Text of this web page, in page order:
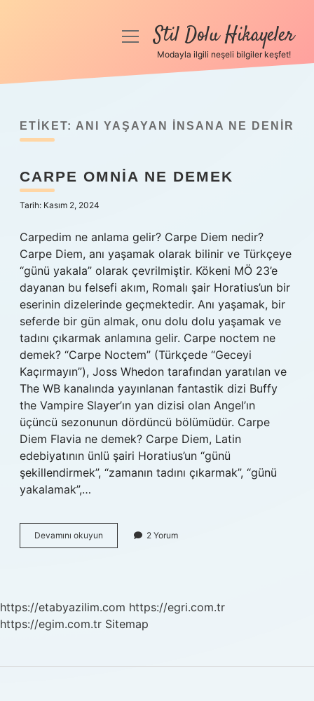
Anasayfa
Yasal Uyarı
Hakkımızda
menüyüStil Dolu Hikayeler
Modayla ilgili neşeli bilgiler keşfet!
ETIKET: ANI YAŞAYAN INSANA NE DENIR
CARPE OMNIA NE DEMEK
Tarih: Kasım 2, 2024
Carpedim ne anlama gelir? Carpe Diem nedir?
Carpe Diem, anı yaşamak olarak bilinir ve Türkçeye
“günü yakala” olarak çevrilmiştir. Kökeni MÖ 23’e
dayanan bu felsefi akım, Romalı şair Horatius’un bir
eserinin dizelerinde geçmektedir. Anı yaşamak, bir
seferde bir gün almak, onu dolu dolu yaşamak ve
tadını çıkarmak anlamına gelir. Carpe noctem ne
demek? “Carpe Noctem” (Türkçede “Geceyi
Kaçırmayın”), Joss Whedon tarafından yaratılan ve
The WB kanalında yayınlanan fantastik dizi Buffy
the Vampire Slayer’ın yan dizisi olan Angel’ın
üçüncü sezonunun dördüncü bölümüdür. Carpe
Diem Flavia ne demek? Carpe Diem, Latin
edebiyatının ünlü şairi Horatius’un “günü
şekillendirmek”, “zamanın tadını çıkarmak”, “günü
yakalamak”,…
Devamını okuyun
Omnia
2 Yorum
https://etabyazilim.com https://egri.com.tr
https://egim.com.tr Sitemap